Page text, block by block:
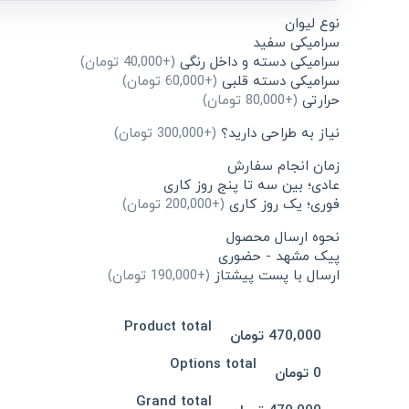
نوع لیوان
سرامیکی سفید
سرامیکی دسته و داخل رنگی (+40,000 تومان)
سرامیکی دسته قلبی (+60,000 تومان)
حرارتی (+80,000 تومان)
نیاز به طراحی دارید؟ (+300,000 تومان)
زمان انجام سفارش
عادی؛ بین سه تا پنج روز کاری
فوری؛ یک روز کاری (+200,000 تومان)
نحوه ارسال محصول
پیک مشهد - حضوری
ارسال با پست پیشتاز (+190,000 تومان)
Product total
470,000 تومان
Options total
0 تومان
Grand total